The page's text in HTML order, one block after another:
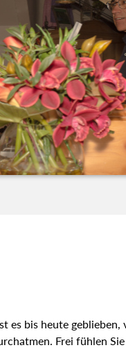
es bis heute
durchatmen. Frei